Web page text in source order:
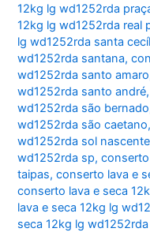
12kg lg wd1252rda
12kg lg wd1252rda real
lg wd1252rda santa
wd1252rda santana,
wd1252rda santo amaro
wd1252rda santo andré
wd1252rda são bernado
wd1252rda são caetano
wd1252rda sol nascente
wd1252rda sp,
taipas,conserto lava e
conserto lava e seca
lava e seca 12kg lg
seca 12kg lg